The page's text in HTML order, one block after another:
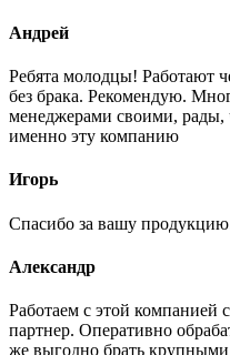
Андрей
Ребята молодцы! Работают
без брака. Рекомендую.
менеджерами своими, рады,
именно эту компанию
Игорь
Спасибо за вашу
Александр
Работаем с этой компанией
партнер. Оперативно
же выгодно брать